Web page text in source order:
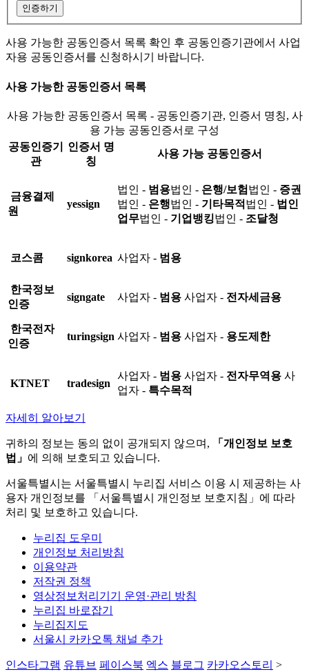
인증하기
사용 가능한 공동인증서 목록 확인 후 공동인증기관에서 사업
자용 공동인증서를 신청하시기 바랍니다.
사용 가능한 공동인증서 목록
사용 가능한 공동인증서 목록 - 공동인증기관, 인증서 명칭, 사
용 가능 공동인증서로 구성
공동인증기
관
인증서 명
칭
사용 가능 공동인증서
금융결제
원
yessign
법인 - 범용법인 - 은행/보험 법인 - 증권
법인 - 은행법인 - 기타목적 법인 - 법인
업무법인 - 기업뱅킹법인 - 조달청
코스콤 signkorea 사업자 - 범용
한국정보
인증
signgate 사업자 - 범용 사업자 - 전자세금용
한국전자
인증
turingsign 사업자 - 범용 사업자 - 용도제한
KTNET tradesign
사업자 - 범용 사업자 - 전자무역용 사
업자 - 특수목적
자세히 알아보기
귀하의 정보는 동의 없이 공개되지 않으며,
「개인정보 보호
법」 에 의해 보호되고 있습니다.
서울특별시는 서울특별시 누리집 서비스 이용 시 제공하는 사
용자 개인정보를 「서울특별시 개인정보 보호지침」에 따라
처리 및 보호하고 있습니다.
누리집 도우미
개인정보 처리방침
이용약관
저작권 정책
영상정보처리기기 운영·관리 방침
누리집 바로잡기
누리집지도
서울시 카카오톡 채널 추가
인스타그램 유튜브 페이스북 엑스 블로그 카카오스토리 >